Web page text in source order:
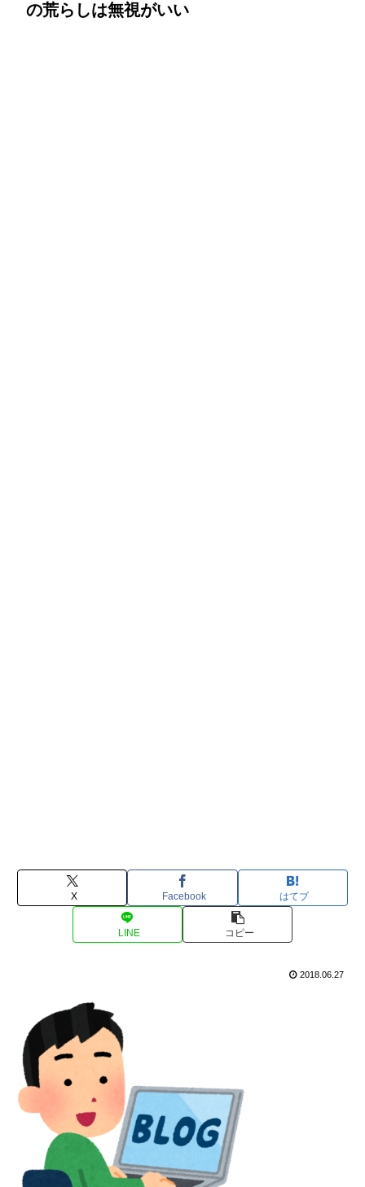
の荒らしは無視がいい
X Facebook はてブ
LINE コピー
2018.06.27